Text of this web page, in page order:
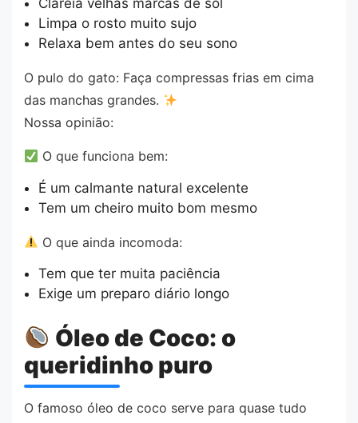
Clareia velhas marcas de sol
Limpa o rosto muito sujo
Relaxa bem antes do seu sono
O pulo do gato: Faça compressas frias em cima
das manchas grandes.
Nossa opinião:
O que funciona bem:
É um calmante natural excelente
Tem um cheiro muito bom mesmo
O que ainda incomoda:
Tem que ter muita paciência
Exige um preparo diário longo
Óleo de Coco: o
queridinho puro
O famoso óleo de coco serve para quase tudo